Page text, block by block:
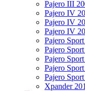
Pajero III
Pajero IV
Pajero IV
Pajero IV
Pajero
Pajero
Pajero
Pajero
Pajero
Xpander